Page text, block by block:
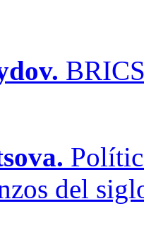
del